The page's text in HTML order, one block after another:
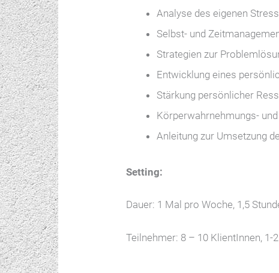
Analyse des eigenen
Selbst- und
Strategien zur
Entwicklung eines
Stärkung persönlicher
Körperwahrnehmungs-
Anleitung zur Umsetzung
Setting:
Dauer: 1 Mal pro Woche, 1,5
Teilnehmer: 8 – 10 KlientInnen, 1-